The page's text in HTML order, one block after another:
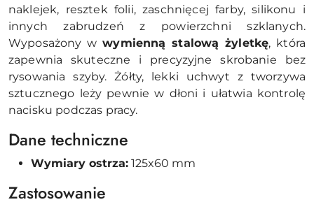
naklejek, resztek folii, zaschnięcej farby, silikonu i
innych zabrudzeń z powierzchni szklanych.
Wyposażony wwymienną stalową żyletkę, która
zapewnia skuteczne i precyzyjne skrobanie bez
rysowania szyby. Żółty, lekki uchwyt z tworzywa
sztucznego leży pewnie w dłoni i ułatwia kontrolę
nacisku podczas pracy.
Dane techniczne
Wymiary ostrza: 125x60 mm
Zastosowanie